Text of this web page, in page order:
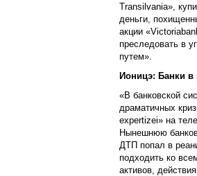
Transilvaniа»,
деньги,
акции
преследовать в
путем».
Ионицэ: Банки в
«В банковской
драматичных
expertizei» на
Нынешнюю
ДТП попал в
подходить ко
активов,